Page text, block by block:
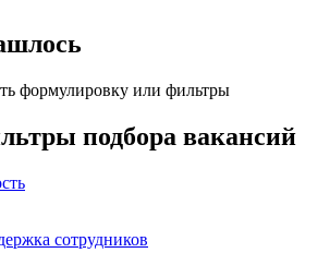
формулировку или фильтры
подбора вакансий
сотрудников